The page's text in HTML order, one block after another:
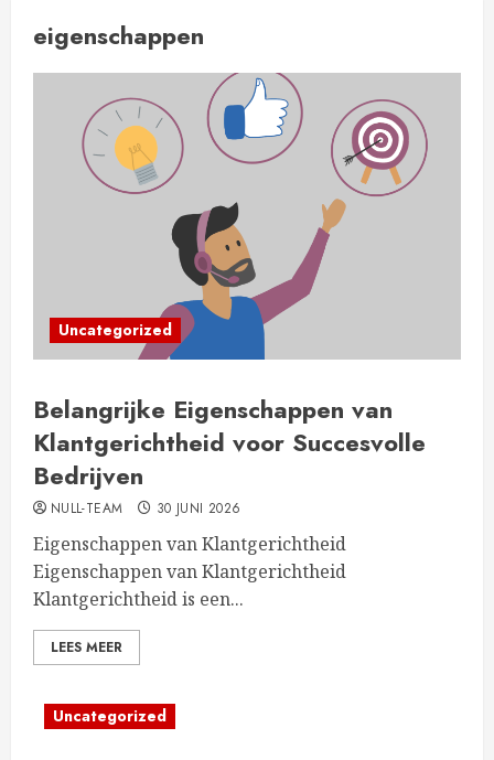
eigenschappen
Uncategorized
Belangrijke Eigenschappen van
Klantgerichtheid voor Succesvolle
Bedrijven
NULL-TEAM 30 JUNI 2026
Eigenschappen van Klantgerichtheid
Eigenschappen van Klantgerichtheid
Klantgerichtheid is een...
LEES MEER
Uncategorized